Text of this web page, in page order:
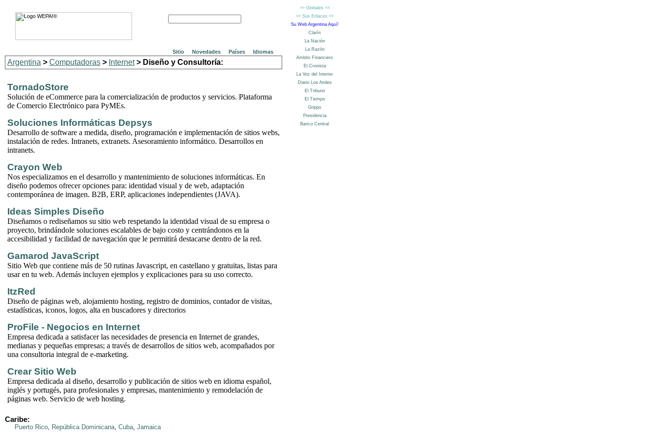
Sitio Novedades Países Idiomas
Argentina > Computadoras > Internet> Diseño y Consultoría:
TornadoStore
Solución de eCommerce para la comercialización de productos y servicios. Plataforma
de Comercio Electrónico para PyMEs.
Soluciones Informáticas Depsys
Desarrollo de software a medida, diseño, programación e implementación de sitios webs,
instalación de redes. Intranets, extranets. Asesoramiento informático. Desarrollos en
intranets.
Crayon Web
Nos especializamos en el desarrollo y mantenimiento de soluciones informáticas. En
diseño podemos ofrecer opciones para: identidad visual y de web, adaptación
contemporánea de imagen. B2B, ERP, aplicaciones independientes (JAVA).
Ideas Simples Diseño
Diseñamos o rediseñamos su sitio web respetando la identidad visual de su empresa o
proyecto, brindándole soluciones escalables de bajo costo y centrándonos en la
accesibilidad y facilidad de navegación que le permitirá destacarse dentro de la red.
Gamarod JavaScript
Sitio Web que contiene más de 50 rutinas Javascript, en castellano y gratuitas, listas para
usar en tu web. Además incluyen ejemplos y explicaciones para su uso correcto.
ItzRed
Diseño de páginas web, alojamiento hosting, registro de dominios, contador de visitas,
estadísticas, iconos, logos, alta en buscadores y directorios
ProFile - Negocios en Internet
Empresa dedicada a satisfacer las necesidades de presencia en Internet de grandes,
medianas y pequeñas empresas; a través de desarrollos de sitios web, acompañados por
una consultoria integral de e-marketing.
Crear Sitio Web
Empresa dedicada al diseño, desarrollo y publicación de sitios web en idioma español,
inglés y portugés, para profesionales y empresas, mantenimiento y remodelación de
páginas web. Servicio de web hosting.
Caribe:
Puerto Rico, República Dominicana, Cuba, Jamaica